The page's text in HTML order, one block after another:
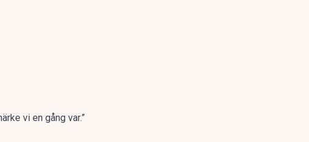
vi en gång var.”